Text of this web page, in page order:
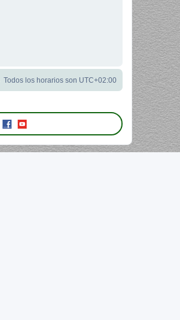
Todos los horarios son UTC+02:00